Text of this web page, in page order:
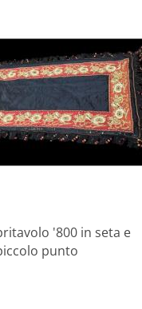
'800 in seta e
punto